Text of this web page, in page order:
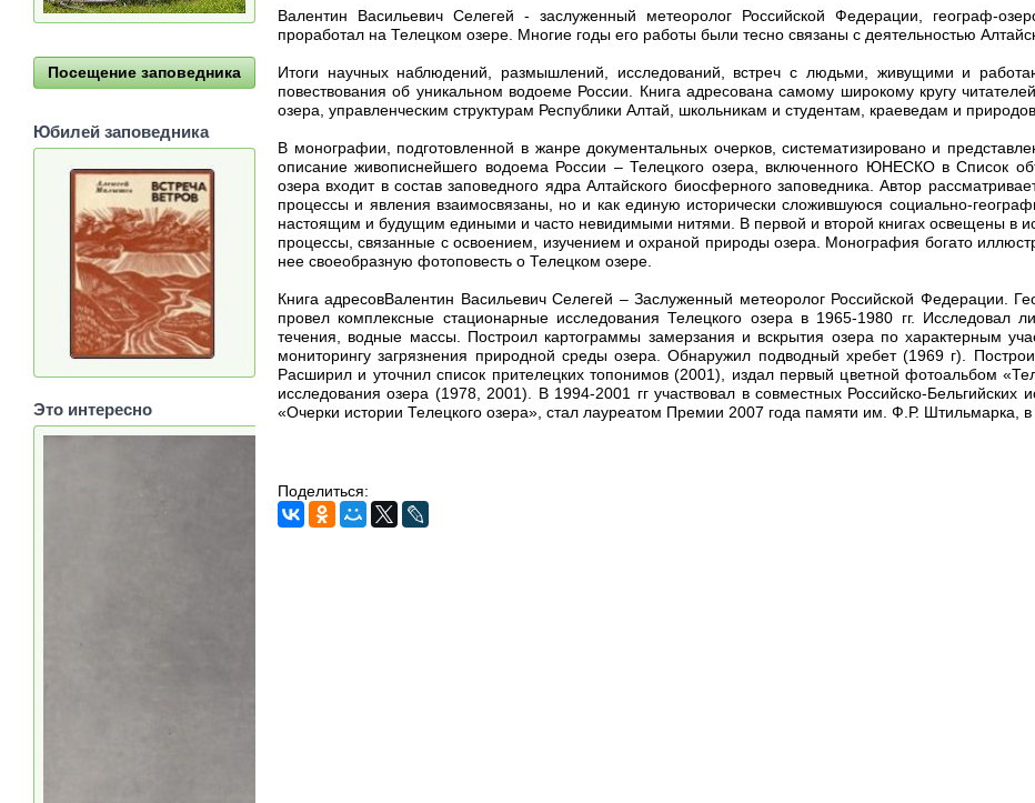
Валентин Васильевич Селегей - заслуженный метеоролог Российской Федерации, географ-
проработал на Телецком озере. Многие годы его работы были тесно связаны с деятельностью
Итоги научных наблюдений, размышлений, исследований, встреч с людьми, живущими и
повествования об уникальном водоеме России. Книга адресована самому широкому кругу
озера, управленческим структурам Республики Алтай, школьникам и студентам, краеведам и
В монографии, подготовленной в жанре документальных очерков, систематизировано и
описание живописнейшего водоема России – Телецкого озера, включенного ЮНЕСКО в Список
озера входит в состав заповедного ядра Алтайского биосферного заповедника. Автор
процессы и явления взаимосвязаны, но и как единую исторически сложившуюся социально-
настоящим и будущим едиными и часто невидимыми нитями. В первой и второй книгах освещены в
процессы, связанные с освоением, изучением и охраной природы озера. Монография богато
нее своеобразную фотоповесть о Телецком озере.
Книга адресовВалентин Васильевич Селегей – Заслуженный метеоролог Российской Федерации.
провел комплексные стационарные исследования Телецкого озера в 1965-1980 гг. Исследовал
течения, водные массы. Построил картограммы замерзания и вскрытия озера по характерным
мониторингу загрязнения природной среды озера. Обнаружил подводный хребет (1969 г).
Расширил и уточнил список прителецких топонимов (2001), издал первый цветной фотоальбом
исследования озера (1978, 2001). В 1994-2001 гг участвовал в совместных Российско-Бельгийских
«Очерки истории Телецкого озера», стал лауреатом Премии 2007 года памяти им. Ф.Р. Штильмарка,
Поделиться:
Посещение заповедника
Юбилей заповедника
Это интересно